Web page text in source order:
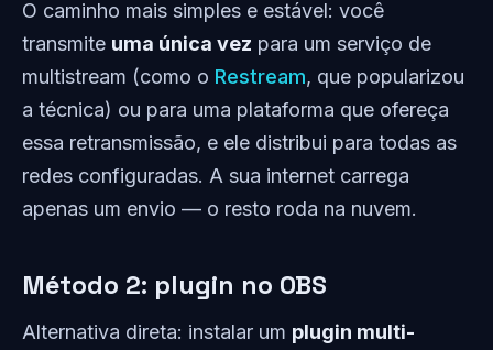
O caminho mais simples e estável: você
transmite uma única vez para um serviço de
multistream (como o Restream, que popularizou
a técnica) ou para uma plataforma que ofereça
essa retransmissão, e ele distribui para todas as
redes configuradas. A sua internet carrega
apenas um envio — o resto roda na nuvem.
Método 2: plugin no OBS
Alternativa direta: instalar um plugin multi-